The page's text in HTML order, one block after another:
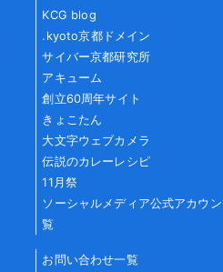
KCG blog
.kyoto京都ドメイン
サイバー京都研究所
アキューム
創立60周年サイト
きょこたん
大文字ウェブカメラ
伝説のカレーレシピ
11月祭
ソーシャルメディア公式アカウ
覧
お問い合わせ一覧